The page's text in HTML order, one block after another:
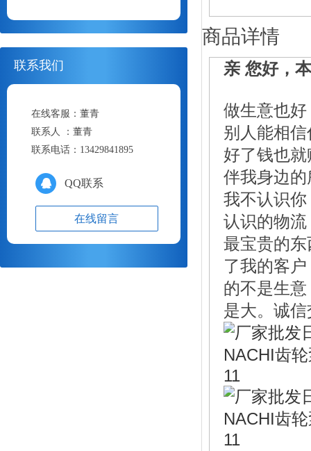
联系我们
在线客服：董青
联系人 ：董青
联系电话： 13429841895
QQ联系
在线留言
商品详情
亲 您好，
做生意也
别人能相
好了钱也
伴我身边
我不认识
认识的物
最宝贵的
了我的客
的不是生
是大。诚